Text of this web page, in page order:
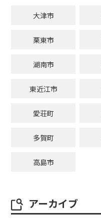
大津市
栗東市
湖南市
東近江市
愛荘町
多賀町
高島市
アーカイブ